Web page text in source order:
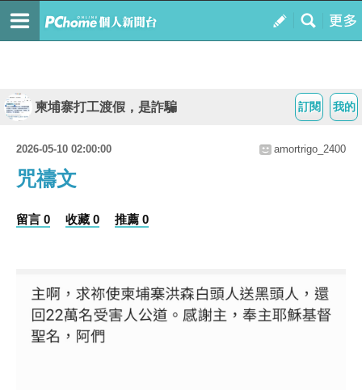
我的
訂閱
柬埔寨打工渡假，是詐騙
2026-05-10 02:00:00 amortrigo_2400
咒禱文
留言 0 收藏 0 推薦 0